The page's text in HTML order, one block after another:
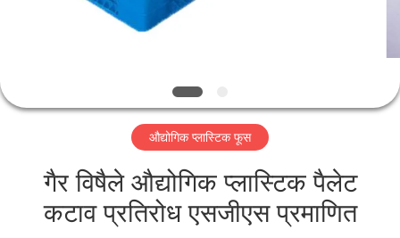
औद्योगिक प्लास्टिक फूस
गैर विषैले औद्योगिक प्लास्टिक पैलेट
कटाव प्रतिरोध एसजीएस प्रमाणित